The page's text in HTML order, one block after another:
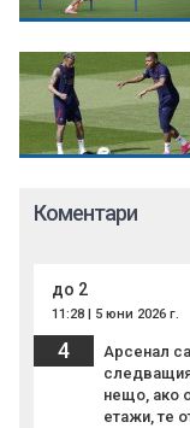
Коментари
до 2
11:28 | 5 юни 2026 г.
4
Арсенал
нещо, ако
етажи, те